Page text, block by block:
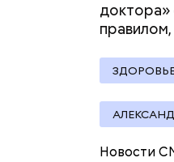
доктора»
Новости
Вред